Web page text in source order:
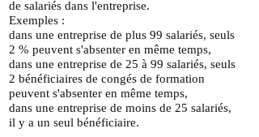
de salariés dans l'entreprise.
Exemples :
dans une entreprise de plus 99 salariés, seuls
2 % peuvent s'absenter en même temps,
dans une entreprise de 25 à 99 salariés, seuls
2 bénéficiaires de congés de formation
peuvent s'absenter en même temps,
dans une entreprise de moins de 25 salariés,
il y a un seul bénéficiaire.